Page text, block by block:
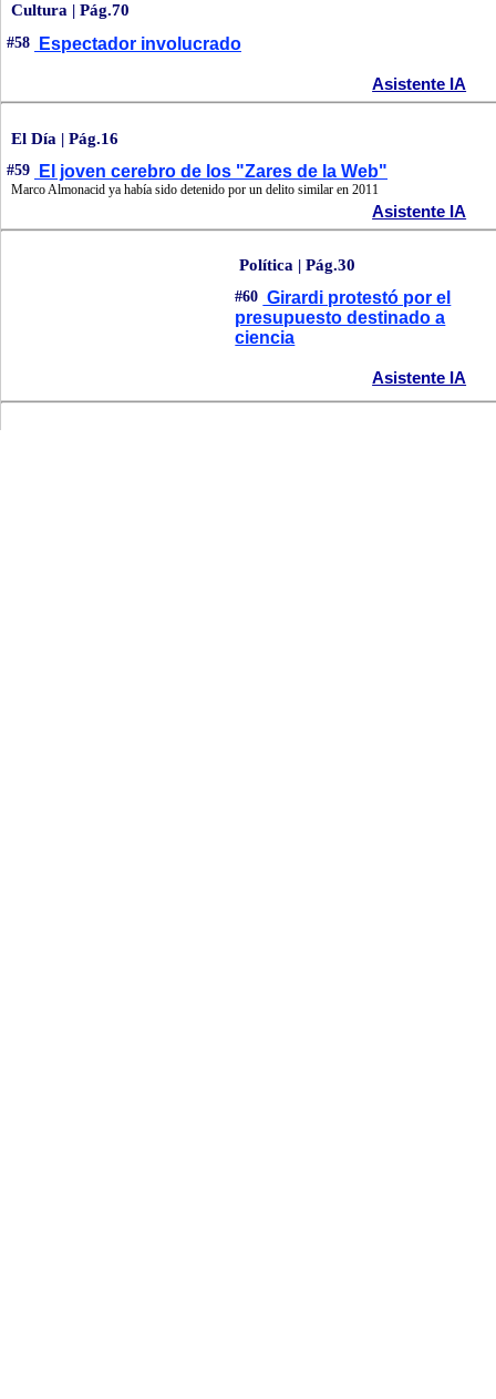
Cultura | Pág.70
#58 Espectador involucrado
Asistente IA
El Día | Pág.16
#59 El joven cerebro de los "Zares de la Web"
Marco Almonacid ya había sido detenido por un delito similar en 2011
Asistente IA
Política | Pág.30
#60 Girardi protestó por el
presupuesto destinado a
ciencia
Asistente IA